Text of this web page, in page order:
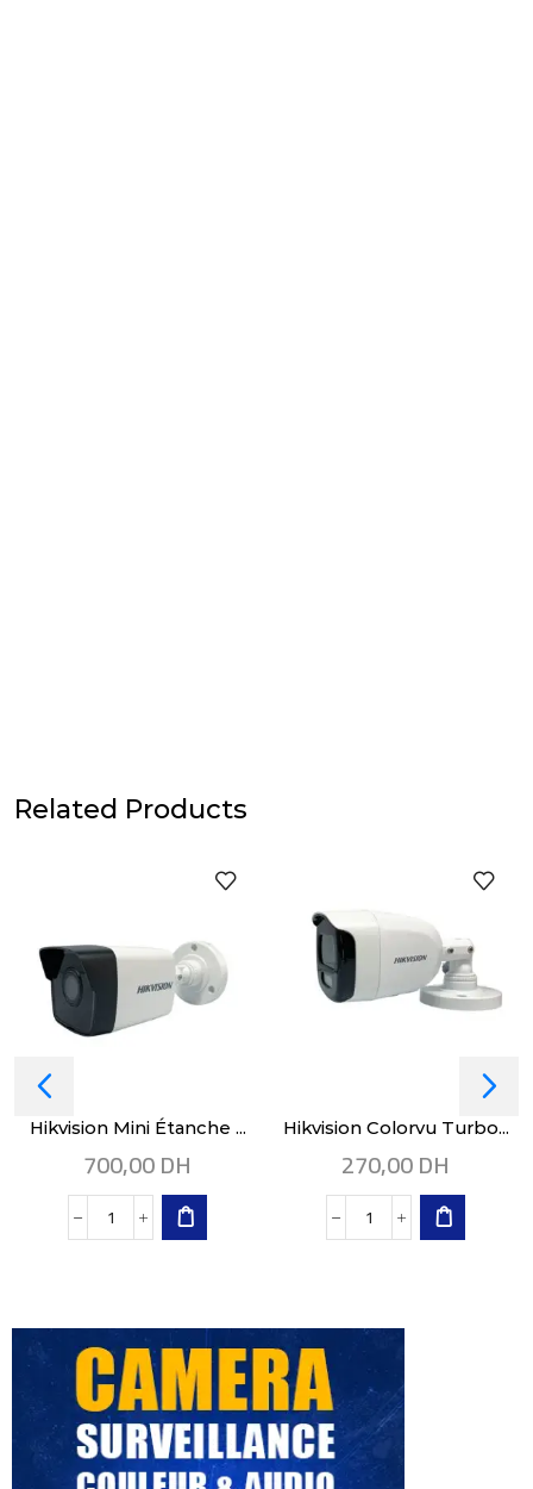
Related Products
Hikvision Mini Étanche ...
700,00DH
Hikvision Colorvu Turbo...
270,00DH